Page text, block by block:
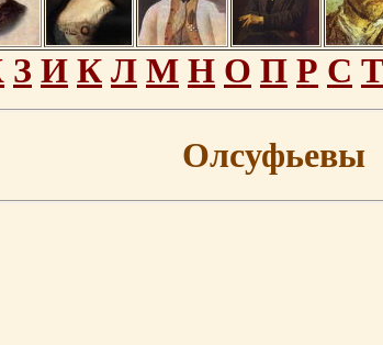
З И К Л М Н О П Р С Т
Олсуфьевы